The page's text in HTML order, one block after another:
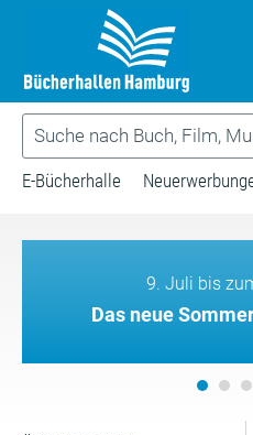
E-Bücherhalle
9. Juli bis
Das neue